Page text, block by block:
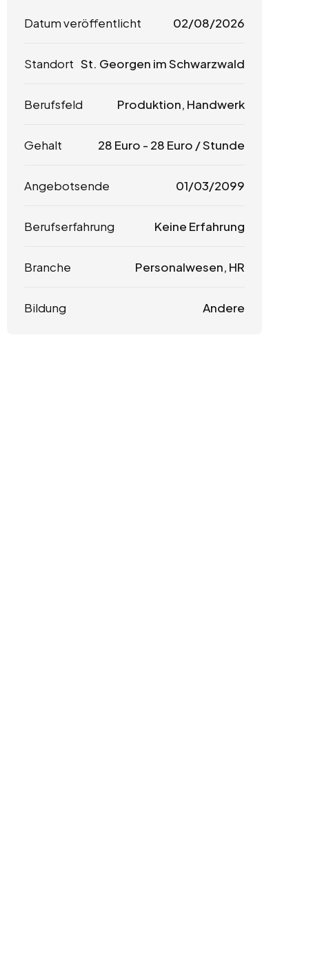
Datum veröffentlicht 02/08/2026
Standort St. Georgen im Schwarzwald
Berufsfeld Produktion, Handwerk
Gehalt 28 Euro - 28 Euro / Stunde
Angebotsende 01/03/2099
Berufserfahrung Keine Erfahrung
Branche Personalwesen, HR
Bildung Andere